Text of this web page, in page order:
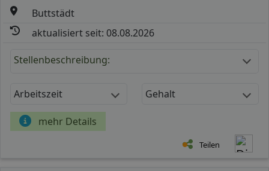
Buttstädt
aktualisiert seit: 08.08.2026
Stellenbeschreibung:
Arbeitszeit Gehalt
mehr Details
Teilen